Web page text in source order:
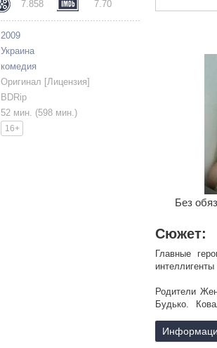
7.858 7.70
2009
Украина
комедия
Оригинал [Лицензия]
BDRip
52 мин. (598 мин.)
16+
Без
Сюжет:
Главные
Родители
Будько.
и